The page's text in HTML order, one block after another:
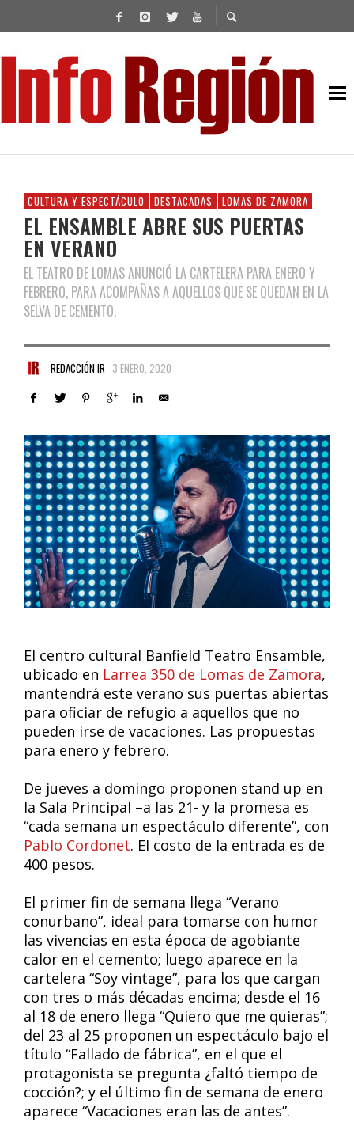
CULTURA Y ESPECTÁCULO DESTACADAS LOMAS DE ZAMORA
EL ENSAMBLE ABRE SUS PUERTAS
EN VERANO
EL TEATRO DE LOMAS ANUNCIÓ LA CARTELERA PARA ENERO Y
FEBRERO, PARA ACOMPAÑAS A AQUELLOS QUE SE QUEDAN EN LA
SELVA DE CEMENTO.
REDACCIÓN IR 3 ENERO, 2020
El centro cultural Banfield Teatro Ensamble,
ubicado en Larrea 350 de Lomas de Zamora,
mantendrá este verano sus puertas abiertas
para oficiar de refugio a aquellos que no
pueden irse de vacaciones. Las propuestas
para enero y febrero.
De jueves a domingo proponen stand up en
la Sala Principal –a las 21- y la promesa es
“cada semana un espectáculo diferente”, con
Pablo Cordonet. El costo de la entrada es de
400 pesos.
El primer fin de semana llega “Verano
conurbano”, ideal para tomarse con humor
las vivencias en esta época de agobiante
calor en el cemento; luego aparece en la
cartelera “Soy vintage”, para los que cargan
con tres o más décadas encima; desde el 16
al 18 de enero llega “Quiero que me quieras”;
del 23 al 25 proponen un espectáculo bajo el
título “Fallado de fábrica”, en el que el
protagonista se pregunta ¿faltó tiempo de
cocción?; y el último fin de semana de enero
aparece “Vacaciones eran las de antes”.